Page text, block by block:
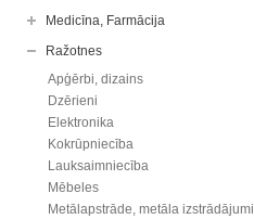
Medicīna, Farmācija
Ražotnes
Apģērbi, dizains
Dzērieni
Elektronika
Kokrūpniecība
Lauksaimniecība
Mēbeles
Metālapstrāde, metāla izstrādājumi